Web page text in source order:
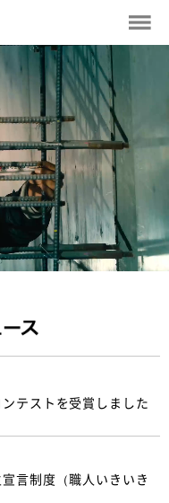
テストを受賞しました
言制度（職人いきいき